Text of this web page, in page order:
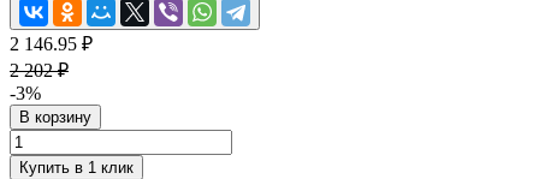
2 146.95 ₽
2 202 ₽
-3%
В корзину
Купить в 1 клик